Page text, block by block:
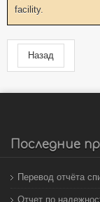
facility.
Назад
Последние
Перевод отчёта
Отчет по